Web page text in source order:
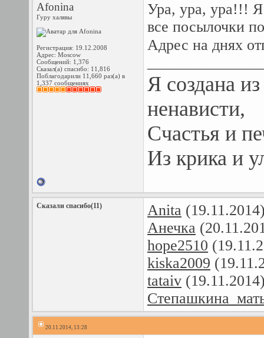
Afonina
Гуру халявы
Регистрация: 19.12.2008
Адрес: Moscow
Сообщений: 1,376
Сказал(а) спасибо: 11,816
Поблагодарили 11,660 раз(а) в
1,337 сообщениях
Ура, ура, ура!!!
все посылочки
Адрес на днях
Я создана
ненависти,
Счастья и
Из крика и
Сказали спасибо(11) Anita
Aнечка
hope2510
kiska2009
tataiv
20.11.2014, 13:28